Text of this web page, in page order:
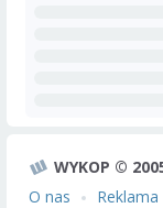
WYKOP ©
O nas
Reklama